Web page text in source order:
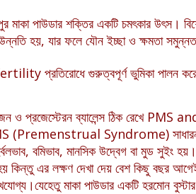
মাকা পাউডার শক্তির একটি চমৎকার উৎস।
হয়, যার ফলে যৌন ইচ্ছা ও ক্ষমতা
প্রতিরোধে গুরুত্বপূর্ণ ভুমিকা পালন
ও প্রজেস্টেরন ব্যালেন্স ঠিক রেখে
(Premenstrual Syndrome) সাধারনত
দুর্বলভাব, বমিভাব, মানসিক উদ্বেগ বা মুড সুইং
কিন্তু এর লক্ষণ দেখা দেয় বেশ কিছু বছর
মাকা পাউডার একটি হরমোন